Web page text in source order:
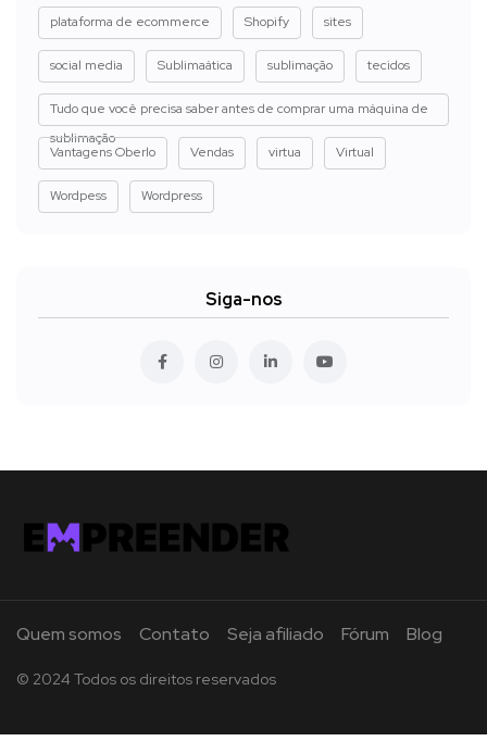
plataforma de ecommerce Shopify sites
social media Sublimaática sublimação tecidos
Tudo que você precisa saber antes de comprar uma máquina de
sublimação
Vantagens Oberlo
Vendas virtua Virtual
Wordpess Wordpress
Siga-nos
Quem somos Contato Seja afiliado Fórum Blog
© 2024 Todos os direitos reservados